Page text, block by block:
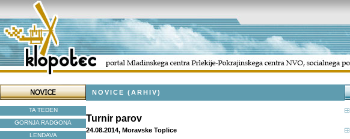
TA TEDEN
GORNJA RADGONA
LENDAVA
NOVICE (ARHIV)
Turnir parov
24.08.2014, Moravske Toplice